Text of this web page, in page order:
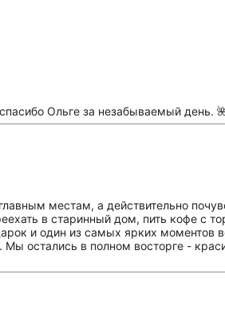
Ольге за незабываемый день.
местам, а действительно
в старинный дом, пить кофе с
и один из самых ярких моментов
остались в полном восторге -